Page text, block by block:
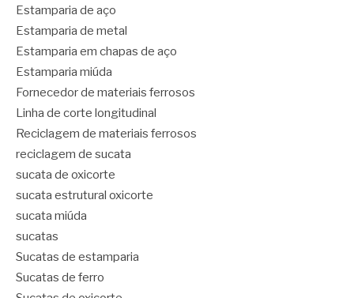
Estamparia de aço
Estamparia de metal
Estamparia em chapas de aço
Estamparia miúda
Fornecedor de materiais ferrosos
Linha de corte longitudinal
Reciclagem de materiais ferrosos
reciclagem de sucata
sucata de oxicorte
sucata estrutural oxicorte
sucata miúda
sucatas
Sucatas de estamparia
Sucatas de ferro